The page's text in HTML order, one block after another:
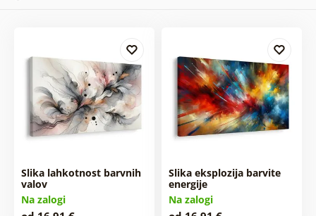
Slika lahkotnost barvnih
valov
Na zalogi
Slika eksplozija barvite
energije
Na zalogi